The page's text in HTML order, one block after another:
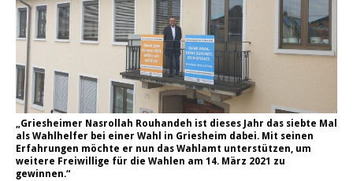
„Griesheimer Nasrollah Rouhandeh ist dieses Jahr das siebte Mal
als Wahlhelfer bei einer Wahl in Griesheim dabei. Mit seinen
Erfahrungen möchte er nun das Wahlamt unterstützen, um
weitere Freiwillige für die Wahlen am 14. März 2021 zu
gewinnen.“